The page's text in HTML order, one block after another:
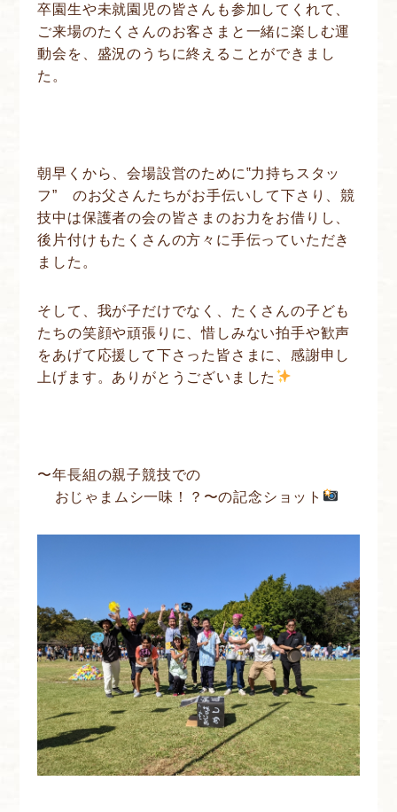
卒園生や未就園児の皆さんも参加してくれて、
ご来場のたくさんのお客さまと一緒に楽しむ運
動会を、盛況のうちに終えることができまし
た。
朝早くから、会場設営のために‟力持ちスタッ
フ” のお父さんたちがお手伝いして下さり、競
技中は保護者の会の皆さまのお力をお借りし、
後片付けもたくさんの方々に手伝っていただき
ました。
そして、我が子だけでなく、たくさんの子ども
たちの笑顔や頑張りに、惜しみない拍手や歓声
をあげて応援して下さった皆さまに、感謝申し
上げます。ありがとうございました
〜年長組の親子競技での
おじゃまムシ一味！？〜の記念ショット